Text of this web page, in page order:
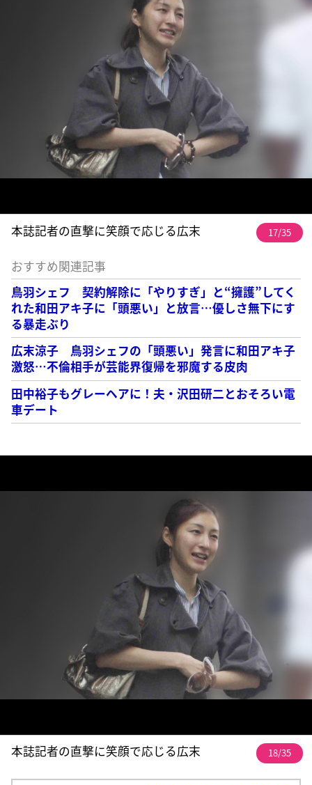
本誌記者の直撃に笑顔で応じる広末 17/35
おすすめ関連記事
鳥羽シェフ 契約解除に「やりすぎ」と“擁護”してく
れた和田アキ子に「頭悪い」と放言…優しさ無下にす
る暴走ぶり
広末涼子 鳥羽シェフの「頭悪い」発言に和田アキ子
激怒…不倫相手が芸能界復帰を邪魔する皮肉
田中裕子もグレーヘアに！夫・沢田研二とおそろい電
車デート
本誌記者の直撃に笑顔で応じる広末 18/35